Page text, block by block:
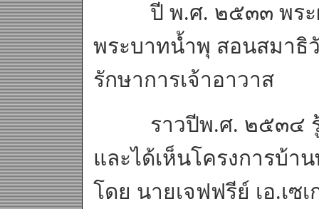
ปี พ.ศ. ๒๕๓๓ พระผู้
พระบาทน้ำพุ สอนสมาธิ
รักษาการเจ้าอาวาส
ราวปีพ.ศ. ๒๕๓๔ รู้ม
และได้เห็นโครงการบ้า
โดย นายเจฟฟรีย์ เอ.เซ